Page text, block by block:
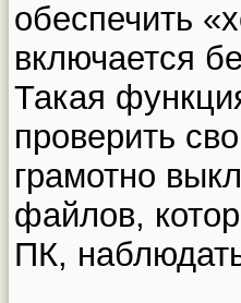
обеспечить
включается
Такая
проверить
грамотно
файлов,
ПК,